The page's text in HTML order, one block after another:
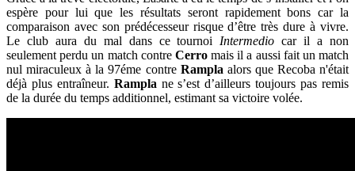
espère pour lui que les résultats seront rapidement bons car la
comparaison avec son prédécesseur risque d’être très dure à vivre.
Le club aura du mal dans ce tournoi Intermedio car il a non
seulement perdu un match contre Cerromais il a aussi fait un match
nul miraculeux à la 97éme contre Rampla alors que Recoba n'était
déjà plus entraîneur. Rampla ne s’est d’ailleurs toujours pas remis
de la durée du temps additionnel, estimant sa victoire volée.